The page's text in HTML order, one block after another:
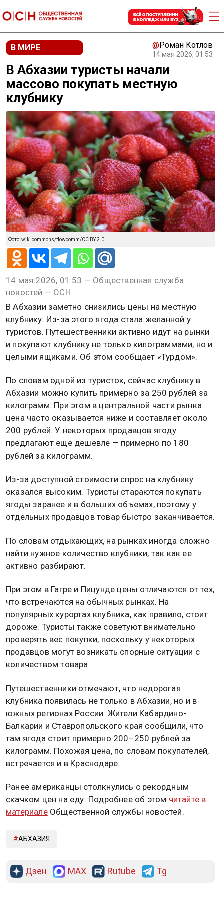
В МИРЕ @Роман Котлов
14 мая 2026, 01:53
В Абхазии туристы начали
массово покупать местную
клубнику
Фото: wiki commons/flowcomm/CC BY 2.0
14 мая 2026, 01:53 — Общественная служба
новостей — ОСН
В Абхазии заметно снизились цены на местную
клубнику. Из-за этого ягода стала желанной у
туристов. Путешественники активно идут на рынки
и покупают клубнику не только килограммами, но и
целыми ящиками. Об этом сообщает «Турдом».
По словам одной из туристок, сейчас клубнику в
Абхазии можно купить примерно за 250 рублей за
килограмм. При этом в центральной части рынка
цена часто оказывается ниже и составляет около
200 рублей. У некоторых продавцов ягоду
предлагают еще дешевле — примерно по 180
рублей за килограмм.
Из-за доступной стоимости спрос на клубнику
оказался высоким. Туристы стараются покупать
ягоды заранее и в больших объемах, поэтому у
отдельных продавцов товар быстро заканчивается.
По словам отдыхающих, на рынках иногда сложно
найти нужное количество клубники, так как ее
активно разбирают.
При этом в Гагре и Пицунде цены отличаются от тех,
что встречаются на обычных рынках. На
популярных курортах клубника, как правило, стоит
дороже. Туристы также советуют внимательно
проверять вес покупки, поскольку у некоторых
продавцов могут возникать спорные ситуации с
количеством товара.
Путешественники отмечают, что недорогая
клубника появилась не только в Абхазии, но и в
южных регионах России. Жители Кабардино-
Балкарии и Ставропольского края сообщили, что
там ягода стоит примерно 200–250 рублей за
килограмм. Похожая цена, по словам покупателей,
встречается и в Краснодаре.
Ранее американцы столкнулись с рекордным
скачком цен на еду. Подробнее об этом читайте в
материалеОбщественной службы новостей.
АБХАЗИЯ
Дзен MAX Rutube Tg